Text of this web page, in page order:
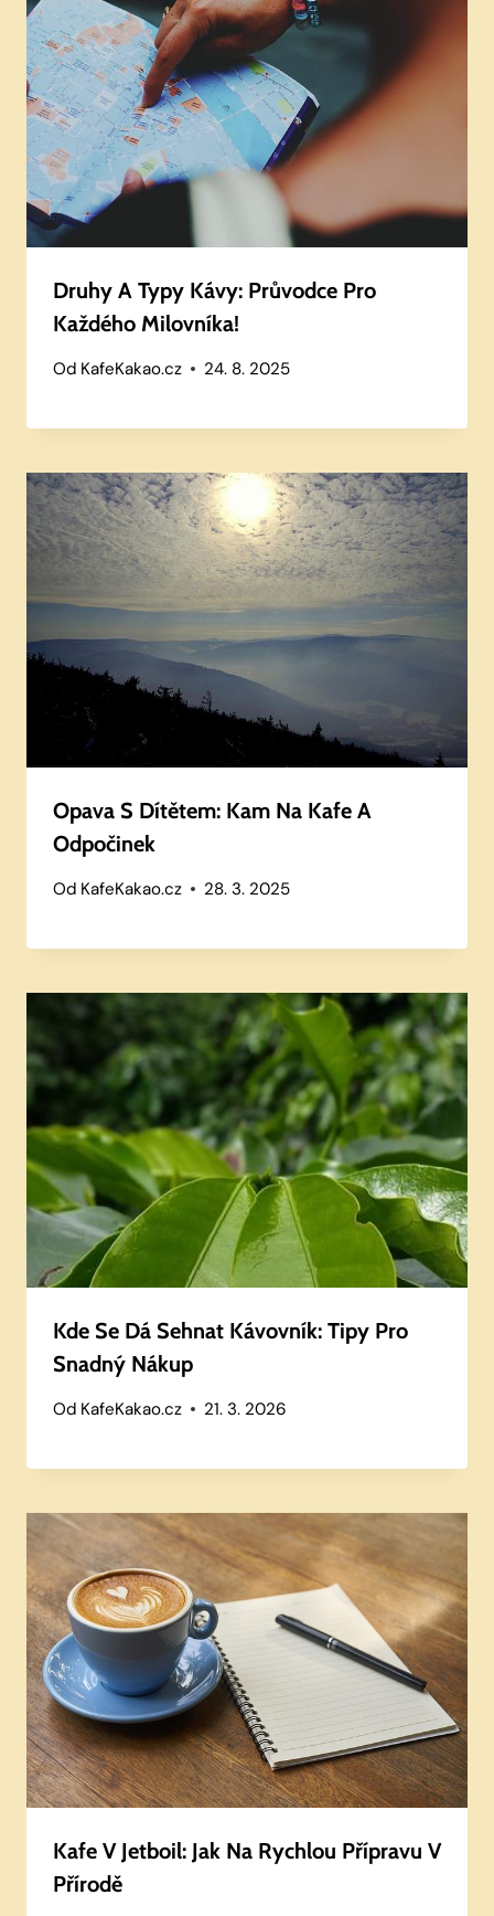
Druhy A Typy Kávy: Průvodce Pro
Každého Milovníka!
Od KafeKakao.cz 24. 8. 2025
Opava S Dítětem: Kam Na Kafe A
Odpočinek
Od KafeKakao.cz 28. 3. 2025
Kde Se Dá Sehnat Kávovník: Tipy Pro
Snadný Nákup
Od KafeKakao.cz 21. 3. 2026
Kafe V Jetboil: Jak Na Rychlou Přípravu V
Přírodě